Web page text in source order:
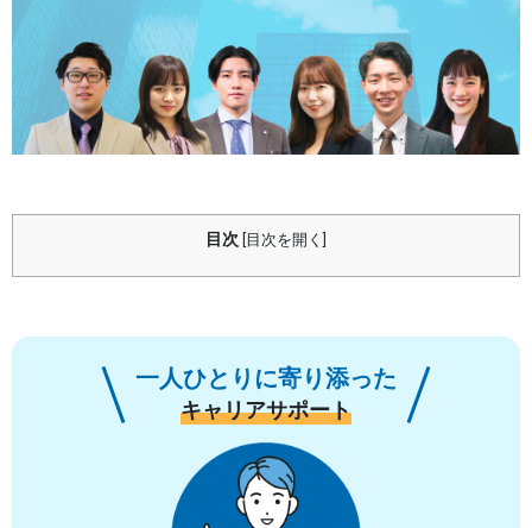
目次 目次を開く
一人ひとりに寄り添った
キャリアサポート